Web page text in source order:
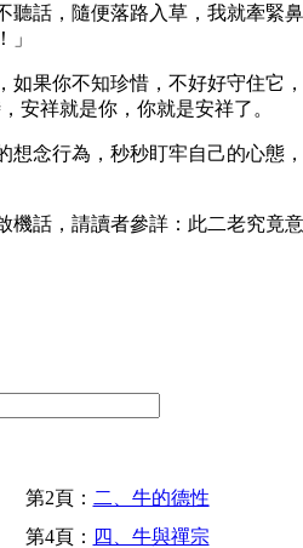
話，隨便落路入草，我就牽
果你不知珍惜，不好好守住它
安祥就是你，你就是安祥了。
念行為，秒秒盯牢自己的心態
話，請讀者參詳：此二老究竟
第2頁： 二、牛的德性
第4頁： 四、牛與禪宗